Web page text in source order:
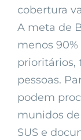
cobertura
A meta de
menos
prioritários,
pessoas.
podem
munidos
SUS e